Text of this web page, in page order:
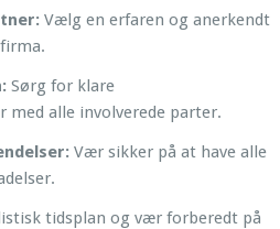
Vælg en erfaren og anerkendt
Sørg for klare
alle involverede parter.
Vær sikker på at have alle
tidsplan og vær forberedt på